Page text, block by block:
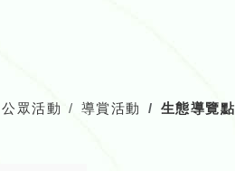
公眾活動 導賞活動 生態導覽點